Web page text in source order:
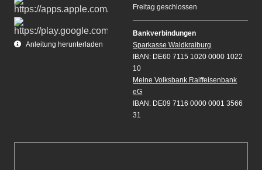
Anleitung herunterladen
Freitag geschlossen
Bankverbindungen
Sparkasse Waldkraiburg
IBAN: DE60 7115 1020 0000 1022
10
Meine Volksbank Raiffeisenbank
eG
IBAN: DE09 7116 0000 0001 3566
31